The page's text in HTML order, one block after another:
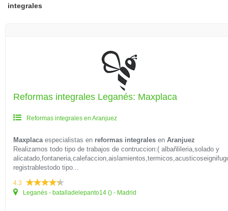
integrales
Reformas integrales Leganés: Maxplaca
Reformas integrales en Aranjuez
Maxplacaespecialistas en reformas integrales en Aranjuez
Realizamos todo tipo de trabajos de contruccion:( albañlileria,solado y
registrablestodo tipo...
4.3
Leganés - batalladelepanto14 () - Madrid